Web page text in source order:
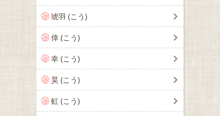
琥羽 (こう)
倖 (こう)
幸 (こう)
昊 (こう)
虹 (こう)